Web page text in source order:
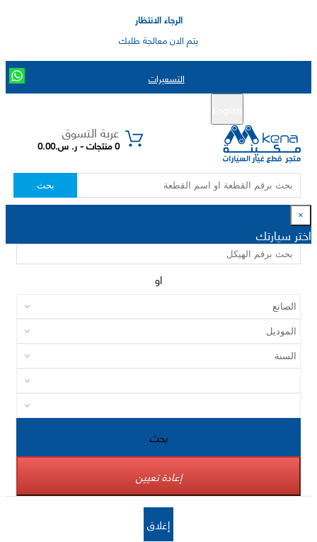
الرجاء الانتظار
يتم الان معالجة طلبك
التسعيرات
عربة التسوق
0 منتجات - ر. س.0.00
بحث
×
اختر سيارتك
او
بحث
إعادة تعيين
إغلاق